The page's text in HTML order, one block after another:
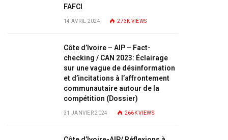
FAFCI
14 AVRIL 2024 273K VIEWS
Côte d’Ivoire – AIP – Fact-
checking / CAN 2023: Éclairage
sur une vague de désinformation
et d’incitations à l’affrontement
communautaire autour de la
compétition (Dossier)
31 JANVIER 2024 266KVIEWS